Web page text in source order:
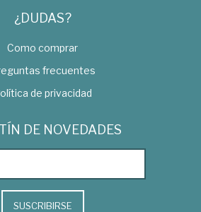
¿DUDAS?
Como comprar
frecuentes
de privacidad
DE NOVEDADES
SUSCRIBIRSE